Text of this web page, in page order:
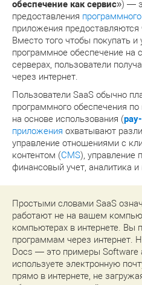
обеспечение как сервис») —
предоставления
приложения предоставляются
Вместо того чтобы покупать и
программное обеспечение на
серверах, пользователи
через интернет.
Пользователи SaaS обычно
программного обеспечения по
на основе использования (
приложения охватывают
управление отношениями с
контентом (CMS), управление
финансовый учет, аналитика и
Простыми словами SaaS
работают не на вашем
компьютерах в интернете. Вы
программам через интернет.
Docs — это примеры Software
используете электронную
прямо в интернете, не